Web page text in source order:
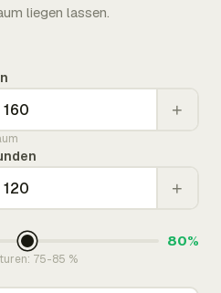
liegen lassen.
+
+
80%
75-85 %